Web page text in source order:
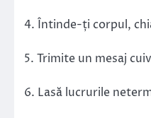
4. Întinde-ți corpul,
5. Trimite un mesaj
6. Lasă lucrurile